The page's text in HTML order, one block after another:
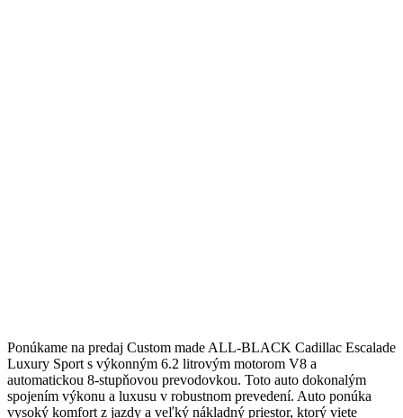
Ponúkame na predaj Custom made ALL-BLACK Cadillac Escalade
Luxury Sport s výkonným 6.2 litrovým motorom V8 a
automatickou 8-stupňovou prevodovkou. Toto auto dokonalým
spojením výkonu a luxusu v robustnom prevedení. Auto ponúka
vysoký komfort z jazdy a veľký nákladný priestor, ktorý viete